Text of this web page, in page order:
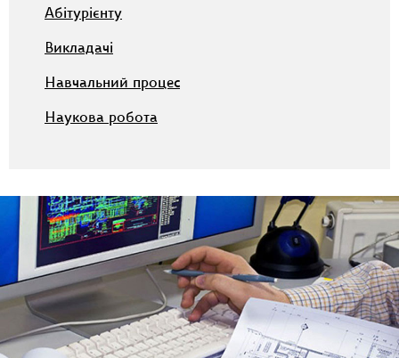
Абітурієнту
Викладачі
Навчальний процес
Наукова робота